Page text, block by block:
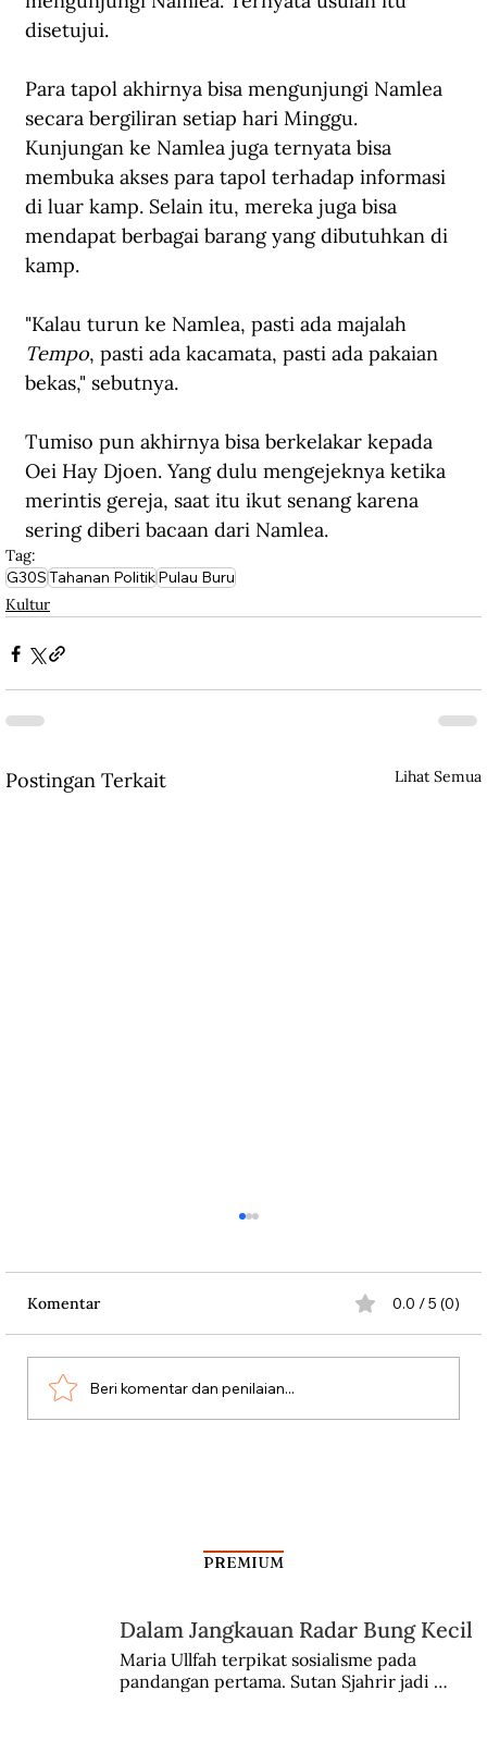
disetujui.
Para tapol akhirnya bisa mengunjungi Namlea
secara bergiliran setiap hari Minggu.
Kunjungan ke Namlea juga ternyata bisa
membuka akses para tapol terhadap informasi
di luar kamp. Selain itu, mereka juga bisa
mendapat berbagai barang yang dibutuhkan di
kamp.
"Kalau turun ke Namlea, pasti ada majalah
Tempo, pasti ada kacamata, pasti ada pakaian
bekas," sebutnya.
Tumiso pun akhirnya bisa berkelakar kepada
Oei Hay Djoen. Yang dulu mengejeknya ketika
merintis gereja, saat itu ikut senang karena
sering diberi bacaan dari Namlea.
Tag:
G30STahanan PolitikPulau Buru
Kultur
Postingan Terkait Lihat Semua
Komentar 0.0 / 5 (0)
Beri komentar dan penilaian...
PREMIUM
Dalam Jangkauan Radar Bung Kecil
Maria Ullfah terpikat sosialisme pada
pandangan pertama. Sutan Sjahrir jadi